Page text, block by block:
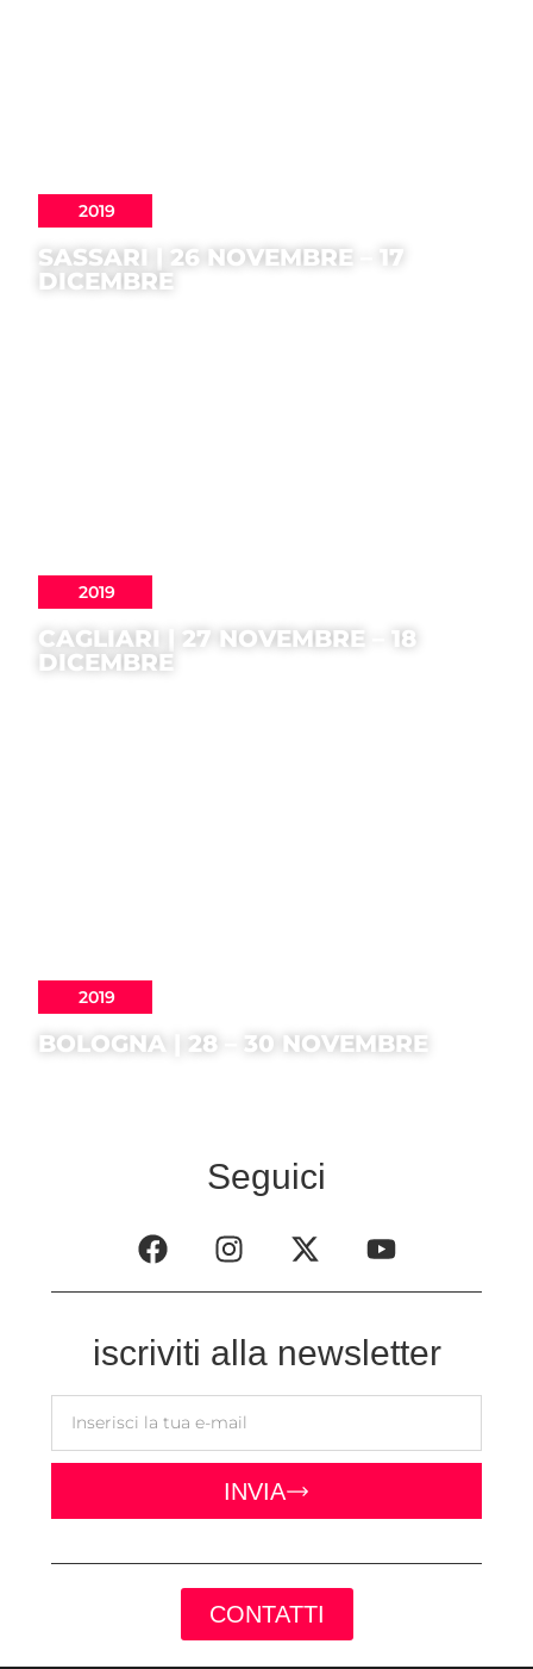
2019
SASSARI | 26 NOVEMBRE – 17
DICEMBRE
2019
CAGLIARI | 27 NOVEMBRE – 18
DICEMBRE
2019
BOLOGNA | 28 – 30 NOVEMBRE
Seguici
iscriviti alla newsletter
INVIA
CONTATTI